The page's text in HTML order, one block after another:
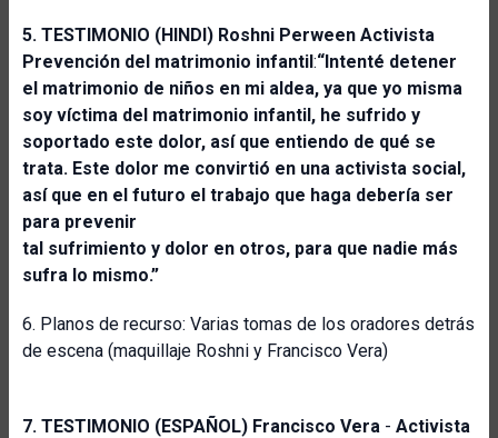
5. TESTIMONIO (HINDI) Roshni Perween Activista
Prevención del matrimonio infantil:“Intenté detener
el matrimonio de niños en mi aldea, ya que yo misma
soy víctima del matrimonio infantil, he sufrido y
soportado este dolor, así que entiendo de qué se
trata. Este dolor me convirtió en una activista social,
así que en el futuro el trabajo que haga debería ser
para prevenir
tal sufrimiento y dolor en otros, para que nadie más
sufra lo mismo.”
6. Planos de recurso: Varias tomas de los oradores detrás
de escena (maquillaje Roshni y Francisco Vera)
7. TESTIMONIO (ESPAÑOL) Francisco Vera - Activista